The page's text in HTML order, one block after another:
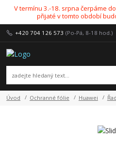
V termínu 3.-18. srpna čerpáme
přijaté v tomto období
+420 704 126 573 (Po-Pá, 8-18 hod.)
Úvod Ochranné fólie Huawei